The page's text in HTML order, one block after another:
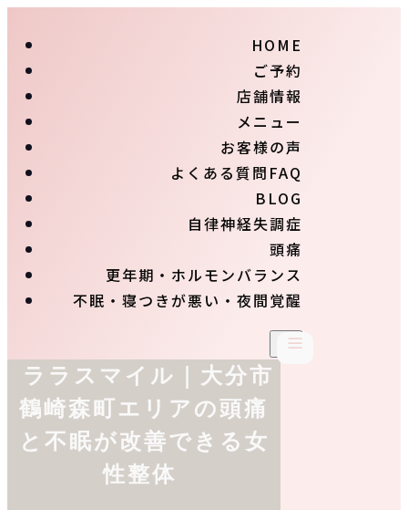
HOME
ご予約
店舗情報
メニュー
お客様の声
よくある質問FAQ
BLOG
自律神経失調症
頭痛
更年期・ホルモンバランス
不眠・寝つきが悪い・夜間覚醒
ララスマイル｜大分市
鶴崎森町エリアの頭痛
と不眠が改善できる女
性整体